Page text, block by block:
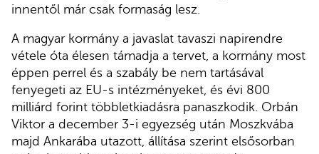
innentől már csak formaság lesz.
A magyar kormány a javaslat tavaszi napirendre
vétele óta élesen támadja a tervet, a kormány most
éppen perrel és a szabály be nem tartásával
fenyegeti az EU-s intézményeket, és évi 800
milliárd forint többletkiadásra panaszkodik. Orbán
Viktor a december 3-i egyezség után Moszkvába
majd Ankarába utazott, állítása szerint elsősorban